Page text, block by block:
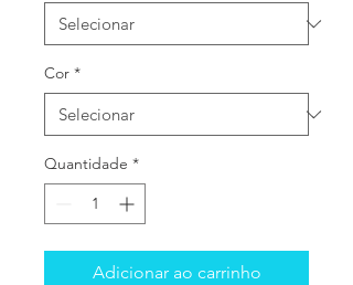
Cor *
Quantidade *
Adicionar ao carrinho